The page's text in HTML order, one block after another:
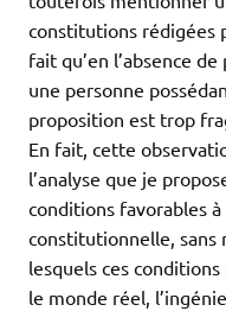
constitutions rédigées
fait qu’en l’absence
une personne
proposition est trop
En fait, cette
l’analyse que je
conditions favorables
constitutionnelle, sans
lesquels ces
le monde réel,